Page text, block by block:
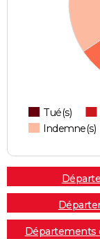
Tué(s)
Indemne(s)
Départements